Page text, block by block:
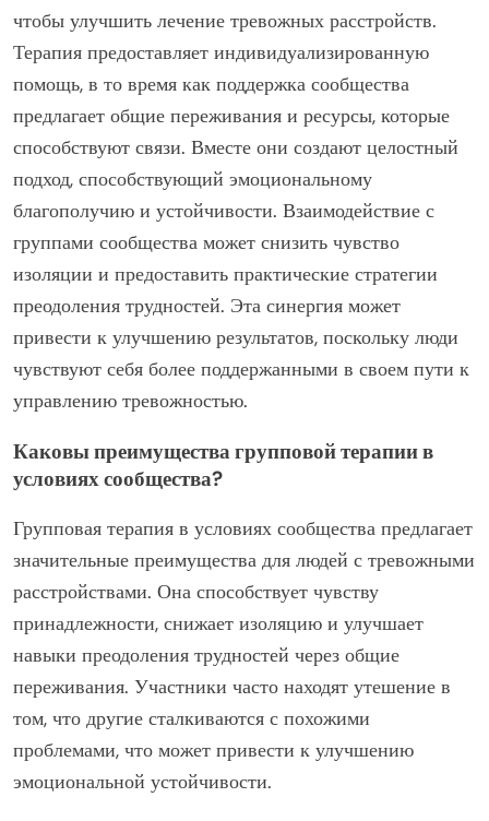
чтобы улучшить лечение тревожных расстройств.
Терапия предоставляет индивидуализированную
помощь, в то время как поддержка сообщества
предлагает общие переживания и ресурсы, которые
способствуют связи. Вместе они создают целостный
подход, способствующий эмоциональному
благополучию и устойчивости. Взаимодействие с
группами сообщества может снизить чувство
изоляции и предоставить практические стратегии
преодоления трудностей. Эта синергия может
привести к улучшению результатов, поскольку люди
чувствуют себя более поддержанными в своем пути к
управлению тревожностью.
Каковы преимущества групповой терапии в
условиях сообщества?
Групповая терапия в условиях сообщества предлагает
значительные преимущества для людей с тревожными
расстройствами. Она способствует чувству
принадлежности, снижает изоляцию и улучшает
навыки преодоления трудностей через общие
переживания. Участники часто находят утешение в
том, что другие сталкиваются с похожими
проблемами, что может привести к улучшению
эмоциональной устойчивости.